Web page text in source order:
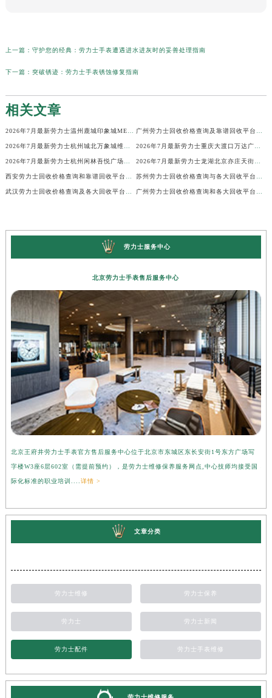
上一篇： 守护您的经典：劳力士手表遭遇进水进灰时的妥善处理指南
下一篇： 突破锈迹：劳力士手表锈蚀修复指南
相关文章
2026年7月最新劳力士温州鹿城印象城MEGA维修保养服务电话 广州劳力士回收价格查询及靠谱回收平台实测排行(2026年7月最新)
2026年7月最新劳力士杭州城北万象城维修保养服务电话 2026年7月最新劳力士重庆大渡口万达广场维修保养服务电话
2026年7月最新劳力士杭州闲林吾悦广场维修保养服务电话 2026年7月最新劳力士龙湖北京亦庄天街经济技术开发区维修保养服务电话
西安劳力士回收价格查询和靠谱回收平台实测排行（2026年7月最新） 苏州劳力士回收价格查询与各大回收平台实测排行（2026年7月最新数据）
武汉劳力士回收价格查询及各大回收平台实测排行(2026年7月最新数据) 广州劳力士回收价格查询和各大回收平台实测排行(2026年7月最新数据)
劳力士服务中心
北京劳力士手表售后服务中心
北京王府井劳力士手表官方售后服务中心位于北京市东城区东长安街1号东方广场写
字楼W3座6层602室（需提前预约），是劳力士维修保养服务网点,中心技师均接受国
际化标准的职业培训....详情 >
文章分类
劳力士维修 劳力士保养
劳力士 劳力士新闻
劳力士配件 劳力士手表维修